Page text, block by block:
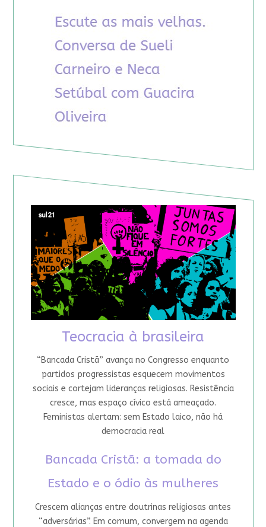
Teocracia à brasileira
“Bancada Cristã” avança no Congresso enquanto
partidos progressistas esquecem movimentos
sociais e cortejam lideranças religiosas. Resistência
cresce, mas espaço cívico está ameaçado.
Feministas alertam: sem Estado laico, não há
democracia real
Bancada Cristã: a tomada do
Estado e o ódio às mulheres
Crescem alianças entre doutrinas religiosas antes
“adversárias”. Em comum, convergem na agenda